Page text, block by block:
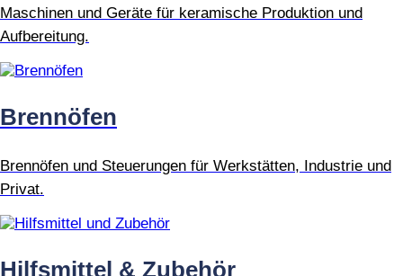
Maschinen und Geräte für keramische Produktion und
Aufbereitung.
Brennöfen
Brennöfen und Steuerungen für Werkstätten, Industrie und
Privat.
Hilfsmittel & Zubehör